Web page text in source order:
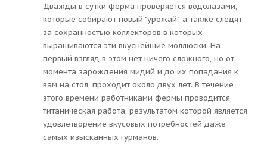
Дважды в сутки ферма проверяется водолазами,
которые собирают новый "урожай", а также следят
за сохранностью коллекторов в которых
выращиваются эти вкуснейшие моллюски. На
первый взгляд в этом нет ничего сложного, но от
момента зарождения мидий и до их попадания к
вам на стол, проходит около двух лет. В течение
этого времени работниками фермы проводится
титаническая работа, результатом которой является
удовлетворение вкусовых потребностей даже
самых изысканных гурманов.